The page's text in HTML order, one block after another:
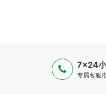
7×24
专属客服/